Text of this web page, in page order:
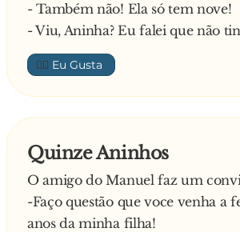
- Também não! Ela só tem nove!
- Viu, Aninha? Eu falei que não
👍🏼
Quinze Aninhos
O amigo do Manuel faz um
-Faço questão que voce venha a
anos da minha filha!